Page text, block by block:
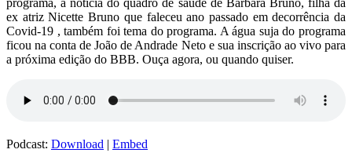
ex atriz Nicette Bruno que faleceu ano passado em decorrência da
Covid-19 , também foi tema do programa. A água suja do programa
ficou na conta de João de Andrade Neto e sua inscrição ao vivo para
a próxima edição do BBB. Ouça agora, ou quando quiser.
Podcast: Download | Embed